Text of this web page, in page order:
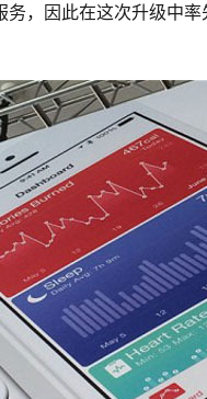
务，因此在这次升级中